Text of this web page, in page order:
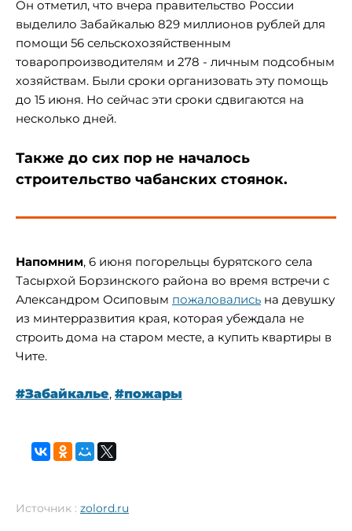
Он отметил, что вчера правительство России
выделило Забайкалью 829 миллионов рублей для
помощи 56 сельскохозяйственным
товаропроизводителям и 278 - личным подсобным
хозяйствам. Были сроки организовать эту помощь
до 15 июня. Но сейчас эти сроки сдвигаются на
несколько дней.
Также до сих пор не началось
строительство чабанских стоянок.
Напомним, 6 июня погорельцы бурятского села
Тасырхой Борзинского района во время встречи с
Александром Осиповым пожаловались на девушку
из минтерразвития края, которая убеждала не
строить дома на старом месте, а купить квартиры в
Чите.
#Забайкалье, #пожары
Источник : zolord.ru